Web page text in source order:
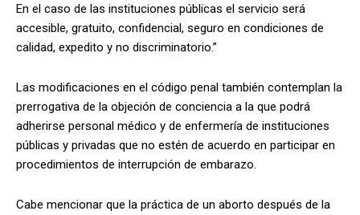
En el caso de las instituciones públicas el servicio será
accesible, gratuito, confidencial, seguro en condiciones de
calidad, expedito y no discriminatorio.”
Las modificaciones en el código penal también contemplan la
prerrogativa de la objeción de conciencia a la que podrá
adherirse personal médico y de enfermería de instituciones
públicas y privadas que no estén de acuerdo en participar en
procedimientos de interrupción de embarazo.
Cabe mencionar que la práctica de un aborto después de la